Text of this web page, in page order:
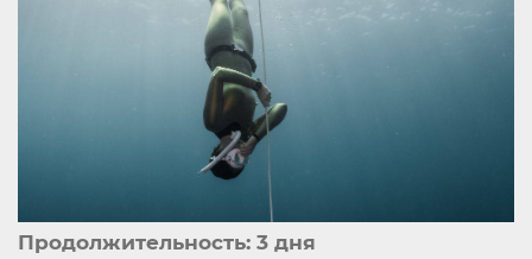
Продолжительность: 3 дня